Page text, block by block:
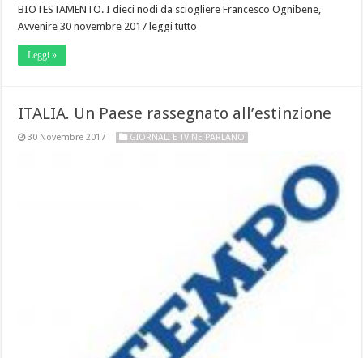
BIOTESTAMENTO. I dieci nodi da sciogliere Francesco Ognibene,
Avvenire 30 novembre 2017 leggi tutto
Leggi »
ITALIA. Un Paese rassegnato all’estinzione
30 Novembre 2017 GIORNALI E TV NE PARLANO